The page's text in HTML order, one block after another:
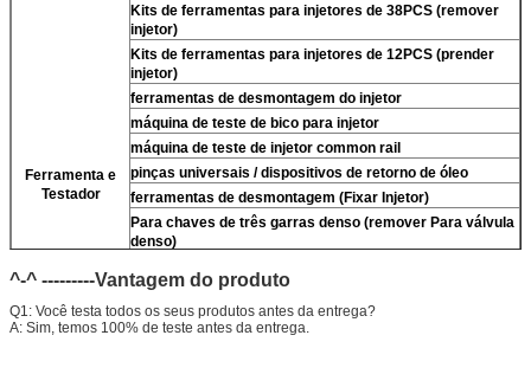
Ferramenta e
Testador
Kits de ferramentas para injetores de 38PCS (remover
injetor)
Kits de ferramentas para injetores de 12PCS (prender
injetor)
ferramentas de desmontagem do injetor
máquina de teste de bico para injetor
máquina de teste de injetor common rail
pinças universais / dispositivos de retorno de óleo
ferramentas de desmontagem (Fixar Injetor)
Para chaves de três garras denso (remover Para válvula
denso)
micrômetro
Kits de teste multifuncionais do injetor CR
bancada de teste de injetor common rail (
^-^ ---------Vantagem do produto
Q1: Você testa todos os seus produtos antes da entrega?
A: Sim, temos 100% de teste antes da entrega.